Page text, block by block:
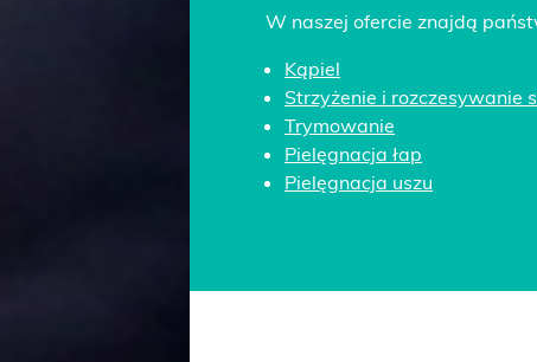
W naszej ofercie znajdą
Kąpiel
Strzyżenie i rozczesywanie
Trymowanie
Pielęgnacja łap
Pielęgnacja uszu